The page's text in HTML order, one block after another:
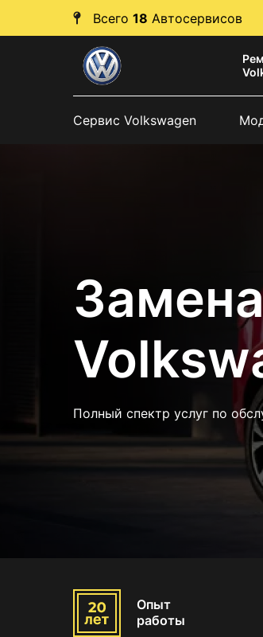
Всего 18 Автосервисов
Сервис Volkswagen
Полный спектр услуг по
Опыт
работы